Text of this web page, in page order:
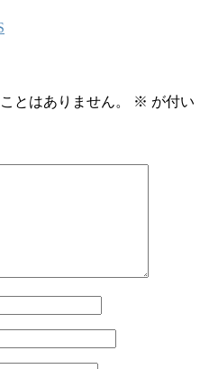
とはありません。 ※ が付い